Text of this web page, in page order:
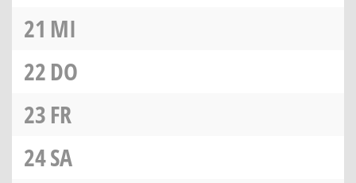
21 MI
22DO
23FR
24SA